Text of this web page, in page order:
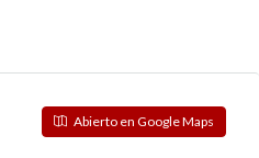
Abierto en Google Maps